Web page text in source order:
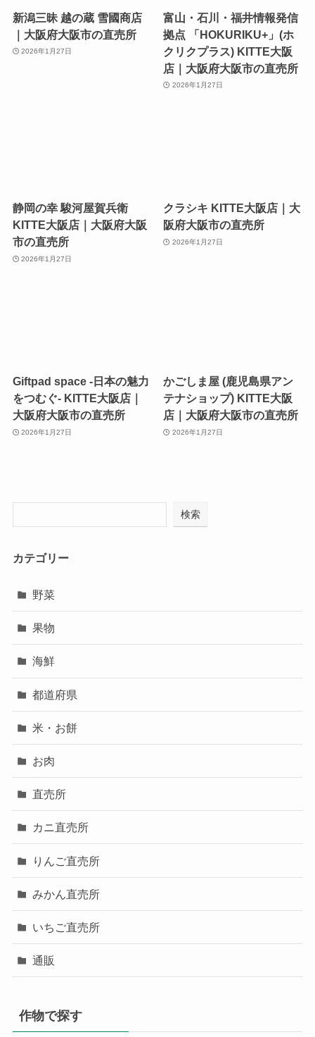
新潟三昧 越の蔵 雪國商店
｜大阪府大阪市の直売所
2026年1月27日
富山・石川・福井情報発信
拠点 「HOKURIKU+」(ホ
クリクプラス) KITTE大阪
店｜大阪府大阪市の直売所
2026年1月27日
静岡の幸 駿河屋賀兵衛
KITTE大阪店｜大阪府大阪
市の直売所
2026年1月27日
クラシキ KITTE大阪店｜大
阪府大阪市の直売所
2026年1月27日
Giftpad space -日本の魅力
をつむぐ- KITTE大阪店｜
大阪府大阪市の直売所
2026年1月27日
かごしま屋 (鹿児島県アン
テナショップ) KITTE大阪
店｜大阪府大阪市の直売所
2026年1月27日
検索
カテゴリー
野菜
果物
海鮮
都道府県
米・お餅
お肉
直売所
カニ直売所
りんご直売所
みかん直売所
いちご直売所
通販
作物で探す